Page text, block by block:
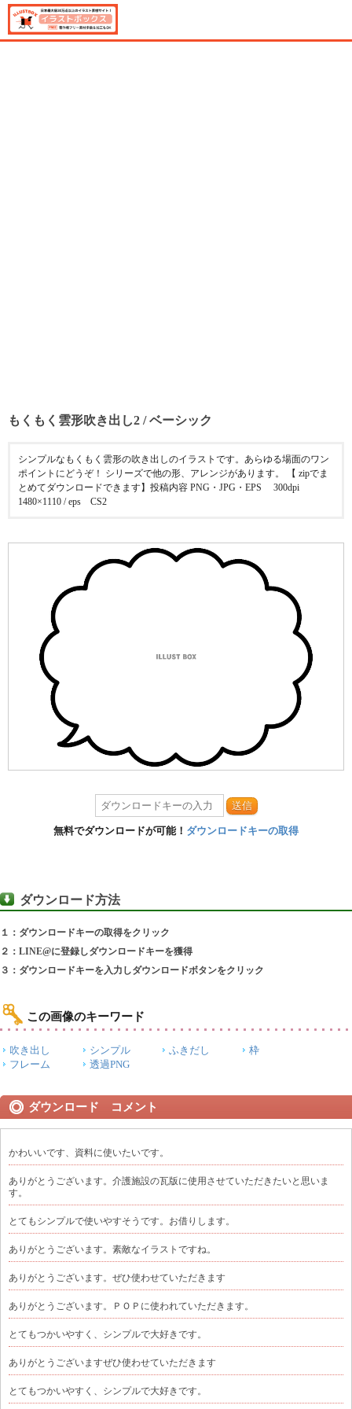
もくもく雲形吹き出し2 / ベーシック
シンプルなもくもく雲形の吹き出しのイラストです。あらゆる場面のワン
ポイントにどうぞ！ シリーズで他の形、アレンジがあります。 【 zipでま
とめてダウンロードできます】投稿内容 PNG・JPG・EPS 300dpi
1480×1110 / eps CS2
送信
無料でダウンロードが可能！ ダウンロードキーの取得
ダウンロード方法
１：ダウンロードキーの取得をクリック
２：LINE@に登録しダウンロードキーを獲得
３：ダウンロードキーを入力しダウンロードボタンをクリック
この画像のキーワード
吹き出し シンプル ふきだし
枠
フレーム
透過PNG
ダウンロード コメント
かわいいです、資料に使いたいです。
ありがとうございます。介護施設の瓦版に使用させていただきたいと思いま
す。
とてもシンプルで使いやすそうです。お借りします。
ありがとうございます。素敵なイラストですね。
ありがとうございます。ぜひ使わせていただきます
ありがとうございます。ＰＯＰに使われていただきます。
とてもつかいやすく、シンプルで大好きです。
ありがとうございますぜひ使わせていただきます
とてもつかいやすく、シンプルで大好きです。